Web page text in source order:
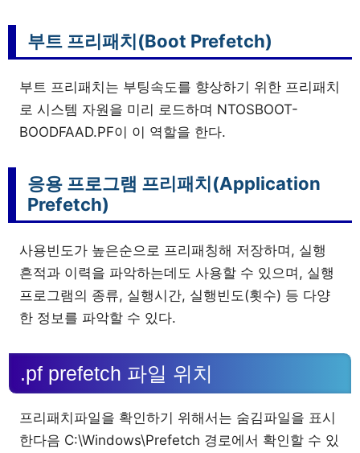
부트 프리패치(Boot Prefetch)
부트 프리패치는 부팅속도를 향상하기 위한 프리패치
로 시스템 자원을 미리 로드하며 NTOSBOOT-
BOODFAAD.PF이 이 역할을 한다.
응용 프로그램 프리패치(Application
Prefetch)
사용빈도가 높은순으로 프리패칭해 저장하며, 실행
흔적과 이력을 파악하는데도 사용할 수 있으며, 실행
프로그램의 종류, 실행시간, 실행빈도(횟수) 등 다양
한 정보를 파악할 수 있다.
.pf prefetch 파일 위치
프리패치파일을 확인하기 위해서는 숨김파일을 표시
한다음 C:\Windows\Prefetch 경로에서 확인할 수 있